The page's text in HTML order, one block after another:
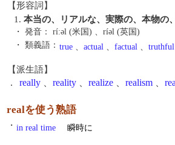
【形容詞】
1. 本当の、リアルな、実際の、本物の
・ 発音：
ríːəl (米国) 、ríəl (英国)
・ 類義語： true 、 actual 、 factual 、 truthful
【派生語】
. really reality realize realism
realを使う熟語
・ in real time 瞬時に